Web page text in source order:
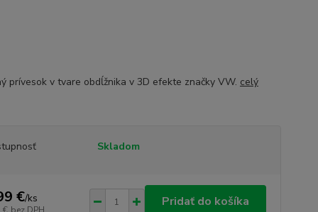
prívesok v tvare obdĺžnika v 3D efekte značky VW. celý
Skladom
€/ks
€ bez DPH
Pridať do košíka